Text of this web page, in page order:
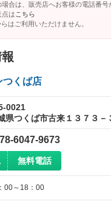
合は、販売店へお客様の電話番号
点は こちら
はご利用いただけません。
つくば店
0021
県つくば市古来１３７３－
6047-9673
無料電話
00～18：00